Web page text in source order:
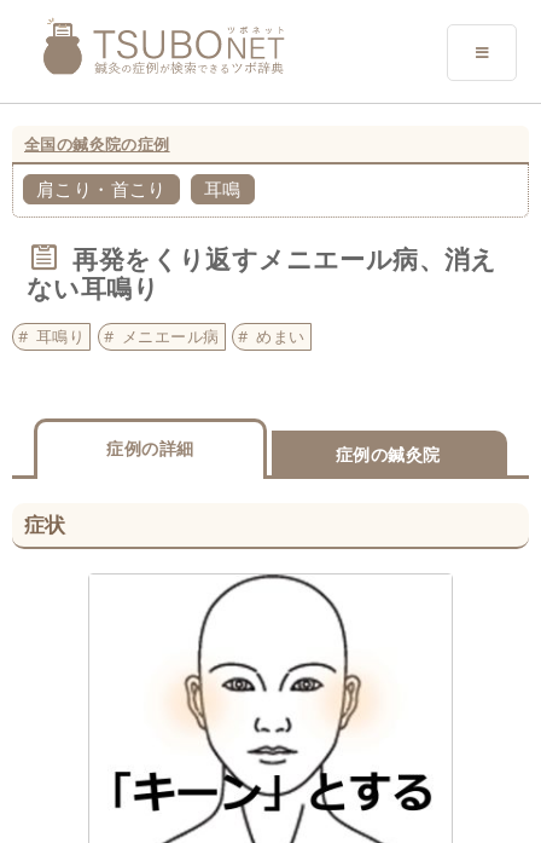
全国の鍼灸院の症例
肩こり・首こり 耳鳴
再発をくり返すメニエール病、消え
ない耳鳴り
耳鳴り メニエール病 めまい
症例の詳細 症例の鍼灸院
症状